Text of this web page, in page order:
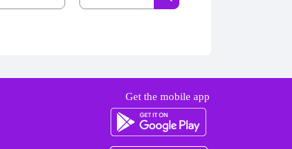
ค้นหารายวิชา
Get the mobile app